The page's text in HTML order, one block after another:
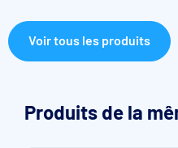
Voir tous les produits
Produits de la